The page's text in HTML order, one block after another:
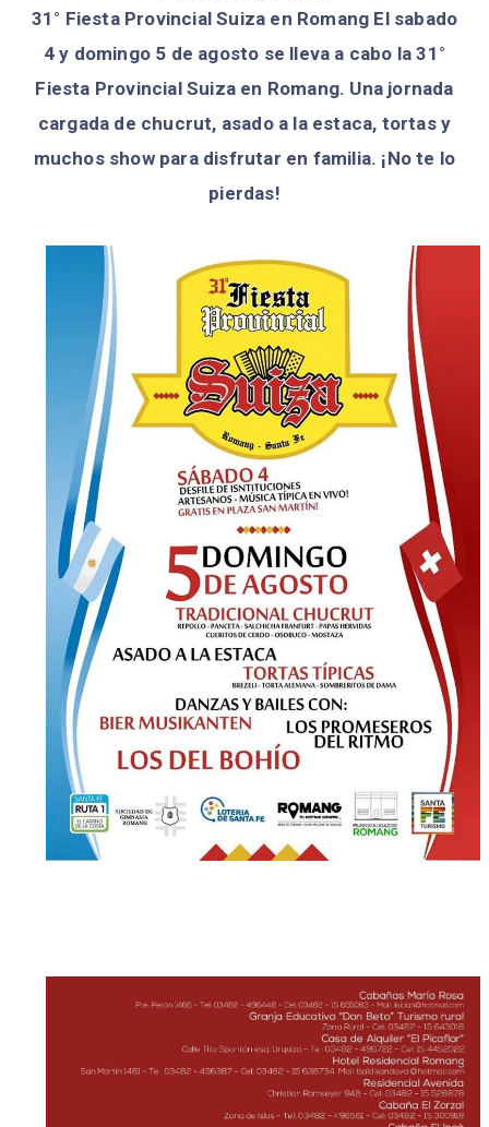
31° Fiesta Provincial Suiza en Romang El sabado
4 y domingo 5 de agosto se lleva a cabo la 31°
Fiesta Provincial Suiza en Romang. Una jornada
cargada de chucrut, asado a la estaca, tortas y
muchos show para disfrutar en familia. ¡No te lo
pierdas!